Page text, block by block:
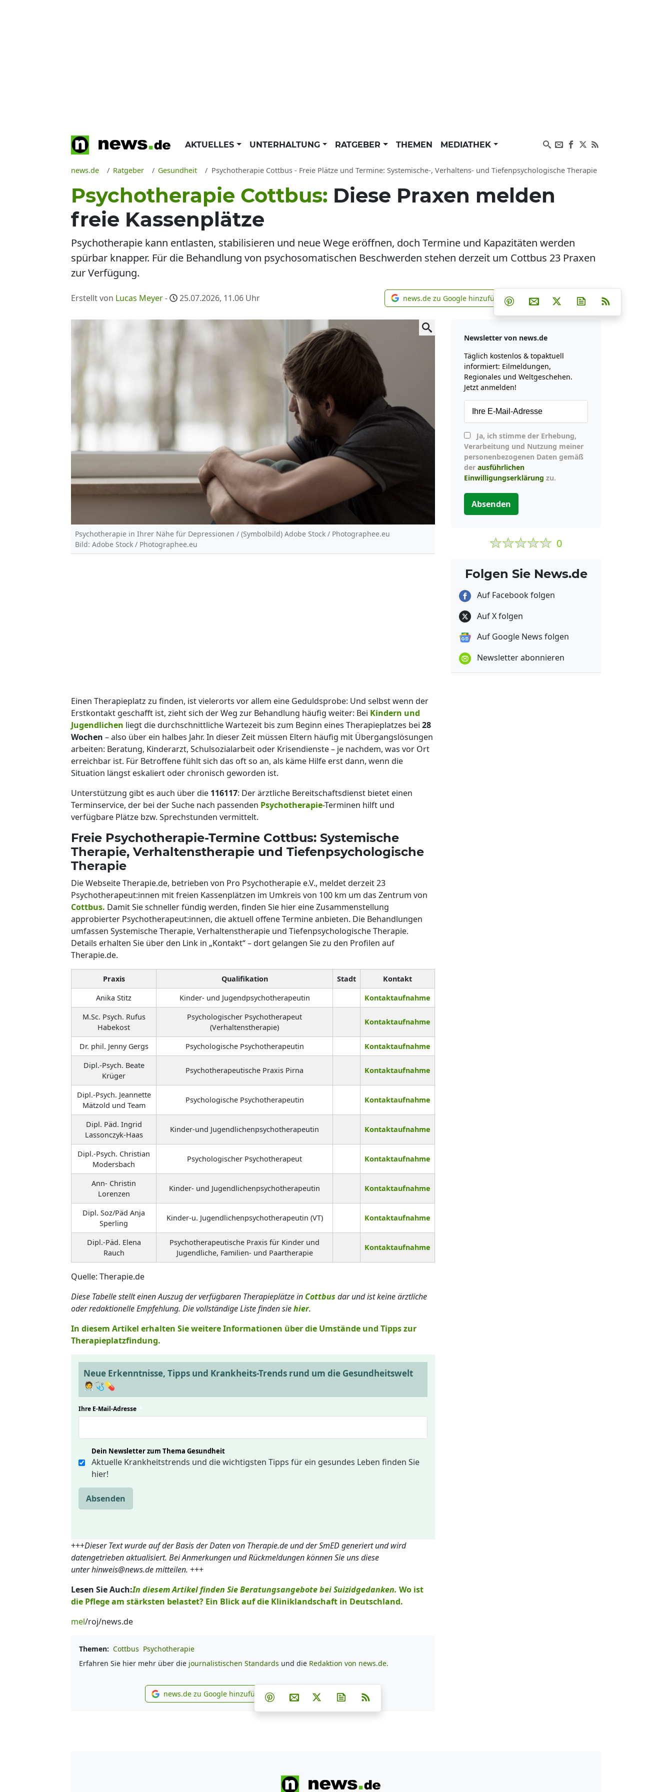
AKTUELLES UNTERHALTUNG RATGEBER THEMEN MEDIATHEK
news.de Ratgeber Gesundheit Psychotherapie Cottbus - Freie Plätze und Termine: Systemische-, Verhaltens- und Tiefenpsychologische Therapie
Psychotherapie Cottbus: Diese Praxen melden
freie Kassenplätze
Psychotherapie kann entlasten, stabilisieren und neue Wege eröffnen, doch Termine und Kapazitäten werden
spürbar knapper. Für die Behandlung von psychosomatischen Beschwerden stehen derzeit um Cottbus 23 Praxen
zur Verfügung.
Erstellt von Lucas Meyer- 25.07.2026, 11.06 Uhr news.de zu Google hinzufügen
news.de zu Google hinzufügen Teilen auf Facebook
Teilen auf Whatsapp
Teilen auf Telegram
Teilen auf Pinterest
Per E-Mail teilen
Post auf XNewsletter
Psychotherapie in Ihrer Nähe für Depressionen / (Symbolbild) Adobe Stock / Photographee.eu
Bild: Adobe Stock / Photographee.eu
Einen Therapieplatz zu finden, ist vielerorts vor allem eine Geduldsprobe: Und selbst wenn der
Erstkontakt geschafft ist, zieht sich der Weg zur Behandlung häufig weiter: Bei Kindern und
Jugendlichen liegt die durchschnittliche Wartezeit bis zum Beginn eines Therapieplatzes bei 28
Wochen – also über ein halbes Jahr. In dieser Zeit müssen Eltern häufig mit Übergangslösungen
arbeiten: Beratung, Kinderarzt, Schulsozialarbeit oder Krisendienste – je nachdem, was vor Ort
erreichbar ist. Für Betroffene fühlt sich das oft so an, als käme Hilfe erst dann, wenn die
Situation längst eskaliert oder chronisch geworden ist.
Unterstützung gibt es auch über die 116117: Der ärztliche Bereitschaftsdienst bietet einen
Terminservice, der bei der Suche nach passenden Psychotherapie-Terminen hilft und
verfügbare Plätze bzw. Sprechstunden vermittelt.
Freie Psychotherapie-Termine Cottbus: Systemische
Therapie, Verhaltenstherapie und Tiefenpsychologische
Therapie
Die Webseite Therapie.de, betrieben von Pro Psychotherapie e.V., meldet derzeit 23
Psychotherapeut:innen mit freien Kassenplätzen im Umkreis von 100 km um das Zentrum von
Cottbus. Damit Sie schneller fündig werden, finden Sie hier eine Zusammenstellung
approbierter Psychotherapeut:innen, die aktuell offene Termine anbieten. Die Behandlungen
umfassen Systemische Therapie, Verhaltenstherapie und Tiefenpsychologische Therapie.
Details erhalten Sie über den Link in „Kontakt“ – dort gelangen Sie zu den Profilen auf
Therapie.de.
Praxis Qualifikation Stadt
Kontakt
Anika Stitz
Kinder- und Jugendpsychotherapeutin
Kontaktaufnahme
M.Sc. Psych. Rufus
Habekost
Psychologischer Psychotherapeut
(Verhaltenstherapie)
Kontaktaufnahme
Dr. phil. Jenny Gergs Psychologische Psychotherapeutin
Kontaktaufnahme
Dipl.-Psych. Beate
Krüger
Psychotherapeutische Praxis Pirna Kontaktaufnahme
Dipl.-Psych. Jeannette
Mätzold und Team
Psychologische Psychotherapeutin Kontaktaufnahme
Dipl. Päd. Ingrid
Lassonczyk-Haas
Kinder-und Jugendlichenpsychotherapeutin Kontaktaufnahme
Dipl.-Psych. Christian
Modersbach
Psychologischer Psychotherapeut Kontaktaufnahme
Ann- Christin
Lorenzen
Kinder- und Jugendlichenpsychotherapeutin Kontaktaufnahme
Dipl. Soz/Päd Anja
Sperling
Kinder-u. Jugendlichenpsychotherapeutin (VT) Kontaktaufnahme
Dipl.-Päd. Elena
Rauch
Psychotherapeutische Praxis für Kinder und
Jugendliche, Familien- und Paartherapie
Kontaktaufnahme
Quelle: Therapie.de
Diese Tabelle stellt einen Auszug der verfügbaren Therapieplätze in Cottbus dar und ist keine ärztliche
oder redaktionelle Empfehlung. Die vollständige Liste finden siehier.
In diesem Artikel erhalten Sie weitere Informationen über die Umstände und Tipps zur
Therapieplatzfindung.
Neue Erkenntnisse, Tipps und Krankheits-Trends rund um die Gesundheitswelt
🧑‍⚕️🩺💊
Ihre E-Mail-Adresse
Dein Newsletter zum Thema Gesundheit
Aktuelle Krankheitstrends und die wichtigsten Tipps für ein gesundes Leben finden Sie
hier!
Absenden
+++Dieser Text wurde auf der Basis der Daten von Therapie.de und der SmED generiert und wird
datengetrieben aktualisiert. Bei Anmerkungen und Rückmeldungen können Sie uns diese
unter hinweis@news.de mitteilen. +++
Lesen Sie Auch:In diesem Artikel finden Sie Beratungsangebote bei Suizidgedanken. Wo ist
die Pflege am stärksten belastet? Ein Blick auf die Kliniklandschaft in Deutschland.
mel/roj/news.de
Themen: Cottbus Psychotherapie
Erfahren Sie hier mehr über die journalistischen Standards und die Redaktion von news.de.
news.de zu Google hinzufügen
news.de zu Google hinzufügen Teilen auf Facebook
Teilen auf Whatsapp
Teilen auf Telegram
Teilen auf Pinterest
Per E-Mail teilen
Post auf XNewsletter abonnieren
Newsletter von news.de
Täglich kostenlos & topaktuell
informiert: Eilmeldungen,
Regionales und Weltgeschehen.
Jetzt anmelden!
Verarbeitung und Nutzung meiner
personenbezogenen Daten gemäß
der ausführlichen
Einwilligungserklärung zu.
Absenden
0
Folgen Sie News.de
Auf Facebook folgen
Auf X folgen
Auf Google News folgen
Newsletter abonnieren